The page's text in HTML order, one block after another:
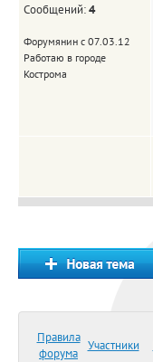
Сообщений:4
Форумянин с 07.03.12
Работаю в городе
Кострома
Правила
форума
Участники